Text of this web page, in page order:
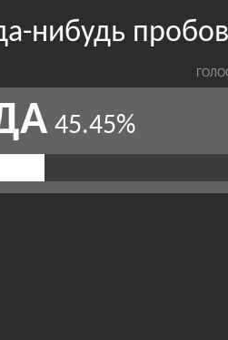
нибудь
45.45%